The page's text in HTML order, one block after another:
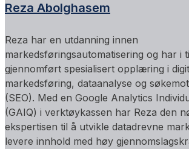
Reza Abolghasem
Reza har en utdanning innen
markedsføringsautomatisering og har i
gjennomført spesialisert opplæring i
markedsføring, dataanalyse og
(SEO). Med en Google Analytics
(GAIQ) i verktøykassen har Reza den
ekspertisen til å utvikle datadrevne
levere innhold med høy